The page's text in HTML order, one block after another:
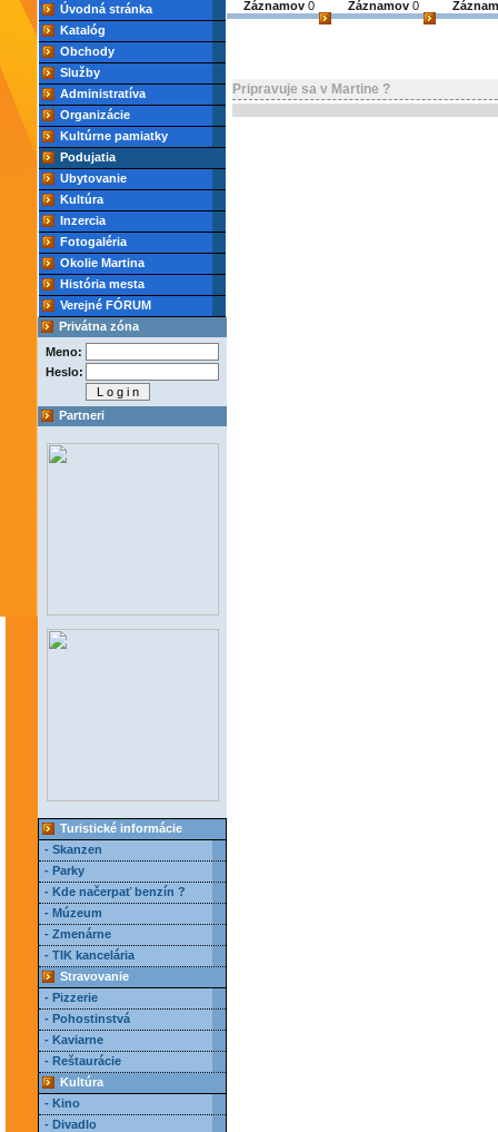
Úvodná stránka
Katalóg
Obchody
Služby
Administratíva
Organizácie
Kultúrne pamiatky
Podujatia
Ubytovanie
Kultúra
Inzercia
Fotogaléria
Okolie Martina
História mesta
Verejné FÓRUM
Privátna zóna
Meno:
Heslo:
Partneri
Turistické informácie
- Skanzen
- Parky
- Kde načerpať benzín ?
- Múzeum
- Zmenárne
- TIK kancelária
Stravovanie
- Pizzerie
- Pohostinstvá
- Kaviarne
- Reštaurácie
Kultúra
- Kino
- Divadlo
Záznamov 0 Záznamov 0
Pripravuje sa v Martine ?